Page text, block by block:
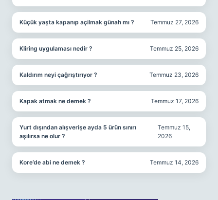
Küçük yaşta kapanıp açilmak günah mı ? Temmuz 27, 2026
Kliring uygulaması nedir ? Temmuz 25, 2026
Kaldırım neyi çağrıştırıyor ? Temmuz 23, 2026
Kapak atmak ne demek ? Temmuz 17, 2026
Yurt dışından alışverişe ayda 5 ürün sınırı
aşılırsa ne olur ?
Temmuz 15,
2026
Kore’de abi ne demek ? Temmuz 14, 2026